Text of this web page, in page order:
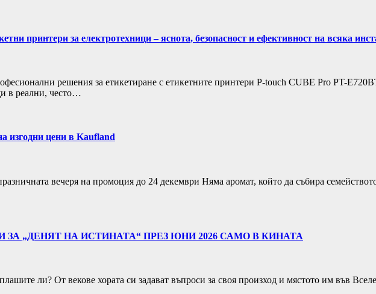
принтери за електротехници – яснота, безопасност и ефективност на всяка
решения за етикетиране с етикетните принтери P-touch CUBE Pro PT-
в реални, често…
изгодни цени в Kaufland
вечеря на промоция до 24 декември Няма аромат, който да събира
„ДЕНЯТ НА ИСТИНАТА“ ПРЕЗ ЮНИ 2026 САМО В КИНАТА
ли? От векове хората си задават въпроси за своя произход и мястото им във